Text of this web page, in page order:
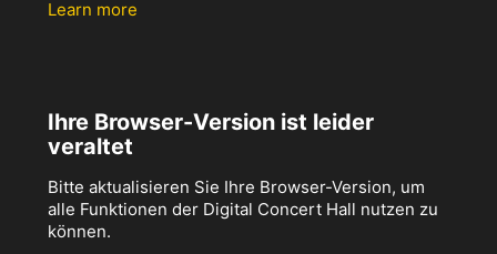
Learn more
Ihre Browser-Version ist leider
veraltet
Bitte aktualisieren Sie Ihre Browser-Version, um
alle Funktionen der Digital Concert Hall nutzen zu
können.